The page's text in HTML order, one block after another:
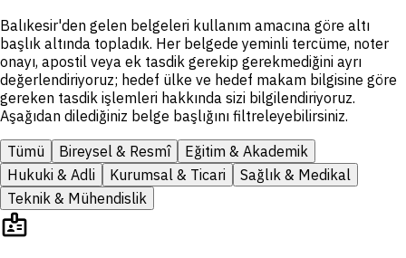
Balıkesir'den gelen belgeleri kullanım amacına göre altı
başlık altında topladık. Her belgede yeminli tercüme, noter
onayı, apostil veya ek tasdik gerekip gerekmediğini ayrı
değerlendiriyoruz; hedef ülke ve hedef makam bilgisine göre
gereken tasdik işlemleri hakkında sizi bilgilendiriyoruz.
Aşağıdan dilediğiniz belge başlığını filtreleyebilirsiniz.
Tümü
Bireysel & Resmî
Eğitim & Akademik
Hukuki & Adli
Kurumsal & Ticari
Sağlık & Medikal
Teknik & Mühendislik
badge